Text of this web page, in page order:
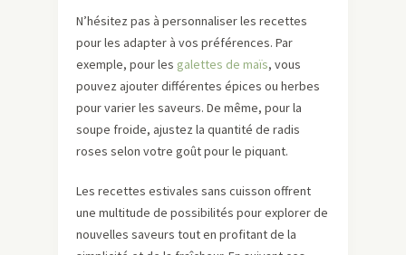
N’hésitez pas à personnaliser les recettes
pour les adapter à vos préférences. Par
exemple, pour les galettes de maïs, vous
pouvez ajouter différentes épices ou herbes
pour varier les saveurs. De même, pour la
soupe froide, ajustez la quantité de radis
roses selon votre goût pour le piquant.
Les recettes estivales sans cuisson offrent
une multitude de possibilités pour explorer de
nouvelles saveurs tout en profitant de la